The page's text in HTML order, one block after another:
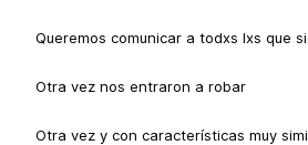
Queremos comunicar a todxs lxs que
Otra vez nos entraron a robar
Otra vez y con características muy